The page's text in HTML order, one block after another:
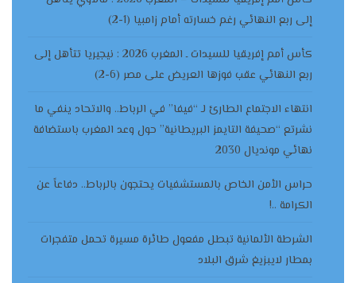
إلى ربع النهائي رغم خسارته أمام زامبيا (1-2)
كأس أمم إفريقيا للسيدات ـ المغرب 2026 : نيجيريا تتأهل إلى
ربع النهائي عقب فوزها العريض على مصر (6-2)
انتهاء الاجتماع الطارئ لـ “فيفا” في الرباط.. والاتحاد ينفي ما
نشرتع “صحيفة التايمز البريطانية” حول وعد المغرب باستضافة
نهائي مونديال 2030
حراس الأمن الخاص بالمستشفيات يحتجون بالرباط.. دفاعاً عن
الكرامة ..!
الشرطة الألمانية تبطل مفعول طائرة مسيرة تحمل متفجرات
بمطار لايبزيغ شرق البلاد